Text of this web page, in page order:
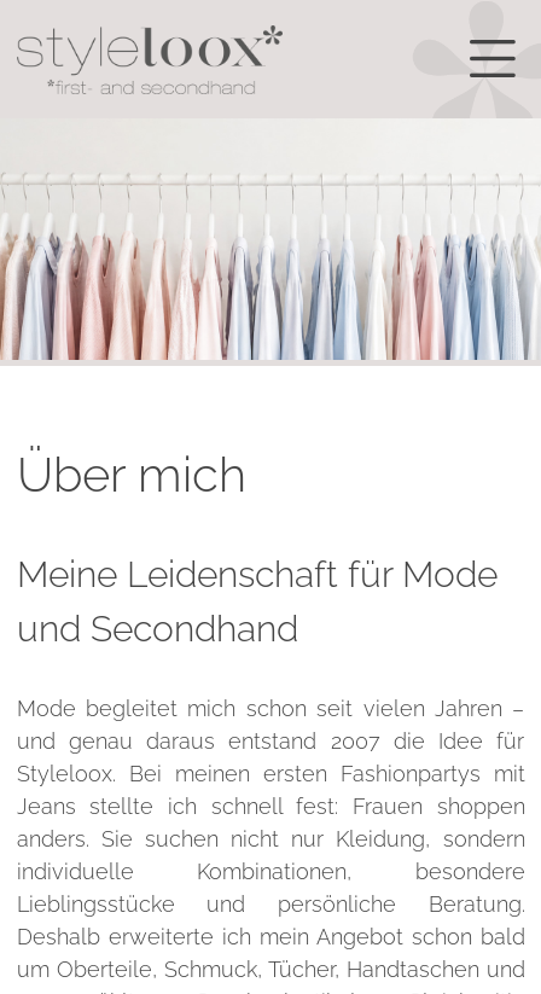
Über mich
Meine Leidenschaft für Mode
und Secondhand
Mode begleitet mich schon seit vielen Jahren –
und genau daraus entstand 2007 die Idee für
Styleloox. Bei meinen ersten Fashionpartys mit
Jeans stellte ich schnell fest: Frauen shoppen
anders. Sie suchen nicht nur Kleidung, sondern
individuelle Kombinationen, besondere
Lieblingsstücke und persönliche Beratung.
Deshalb erweiterte ich mein Angebot schon bald
um Oberteile, Schmuck, Tücher, Handtaschen und